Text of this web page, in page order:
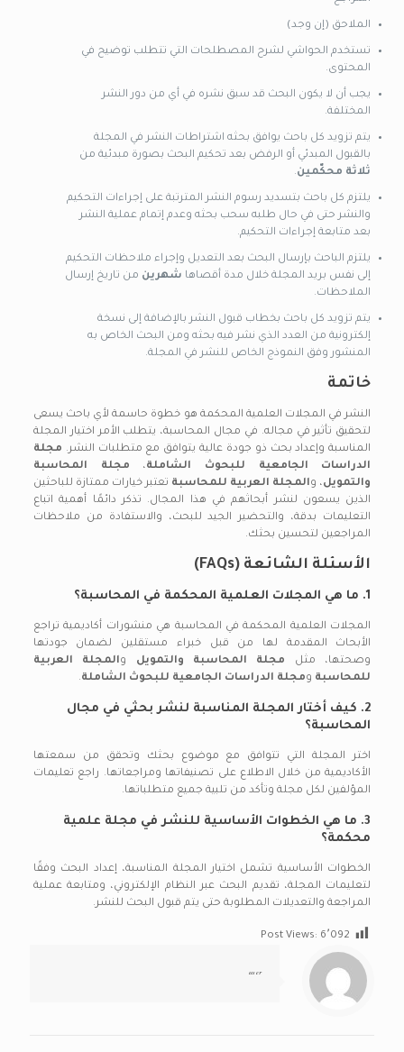
الملاحق (إن وجد)
تستخدم الحواشي لشرح المصطلحات التي تتطلب توضيح في
المحتوى.
يجب أن لا يكون البحث قد سبق نشره في أي من دور النشر
المختلفة.
يتم تزويد كل باحث يوافق بحثه اشتراطات النشر في المجلة
بالقبول المبدئي أو الرفض بعد تحكيم البحث بصورة مبدئية من
ثلاثة محكّمين.
يلتزم كل باحث بتسديد رسوم النشر المترتبة على إجراءات التحكيم
والنشر حتى في حال طلبه سحب بحثه وعدم إتمام عملية النشر
بعد متابعة إجراءات التحكيم.
يلتزم الباحث بإرسال البحث بعد التعديل وإجراء ملاحظات التحكيم
إلى نفس بريد المجلة خلال مدة أقصاها شهرين من تاريخ إرسال
الملاحظات.
يتم تزويد كل باحث بخطاب قبول النشر بالإضافة إلى نسخة
إلكترونية من العدد الذي نشر فيه بحثه ومن البحث الخاص به
المنشور وفق النموذج الخاص للنشر في المجلة.
خاتمة
النشر في المجلات العلمية المحكمة هو خطوة حاسمة لأي باحث يسعى
لتحقيق تأثير في مجاله. في مجال المحاسبة، يتطلب الأمر اختيار المجلة
المناسبة وإعداد بحث ذو جودة عالية يتوافق مع متطلبات النشر. مجلة
الدراسات الجامعية للبحوث الشاملة، مجلة المحاسبة
والتمويل، والمجلة العربية للمحاسبة تعتبر خيارات ممتازة للباحثين
الذين يسعون لنشر أبحاثهم في هذا المجال. تذكر دائمًا أهمية اتباع
التعليمات بدقة، والتحضير الجيد للبحث، والاستفادة من ملاحظات
المراجعين لتحسين بحثك.
الأسئلة الشائعة (FAQs)
1. ما هي المجلات العلمية المحكمة في المحاسبة؟
المجلات العلمية المحكمة في المحاسبة هي منشورات أكاديمية تراجع
الأبحاث المقدمة لها من قبل خبراء مستقلين لضمان جودتها
وصحتها، مثل
مجلة المحاسبة والتمويل والمجلة العربية
للمحاسبة ومجلة الدراسات الجامعية للبحوث الشاملة.
2. كيف أختار المجلة المناسبة لنشر بحثي في مجال
المحاسبة؟
اختر المجلة التي تتوافق مع موضوع بحثك وتحقق من سمعتها
الأكاديمية من خلال الاطلاع على تصنيفاتها ومراجعاتها. راجع تعليمات
المؤلفين لكل مجلة وتأكد من تلبية جميع متطلباتها.
3. ما هي الخطوات الأساسية للنشر في مجلة علمية
محكمة؟
الخطوات الأساسية تشمل اختيار المجلة المناسبة، إعداد البحث وفقًا
لتعليمات المجلة، تقديم البحث عبر النظام الإلكتروني، ومتابعة عملية
المراجعة والتعديلات المطلوبة حتى يتم قبول البحث للنشر.
Post Views: 6٬092
user